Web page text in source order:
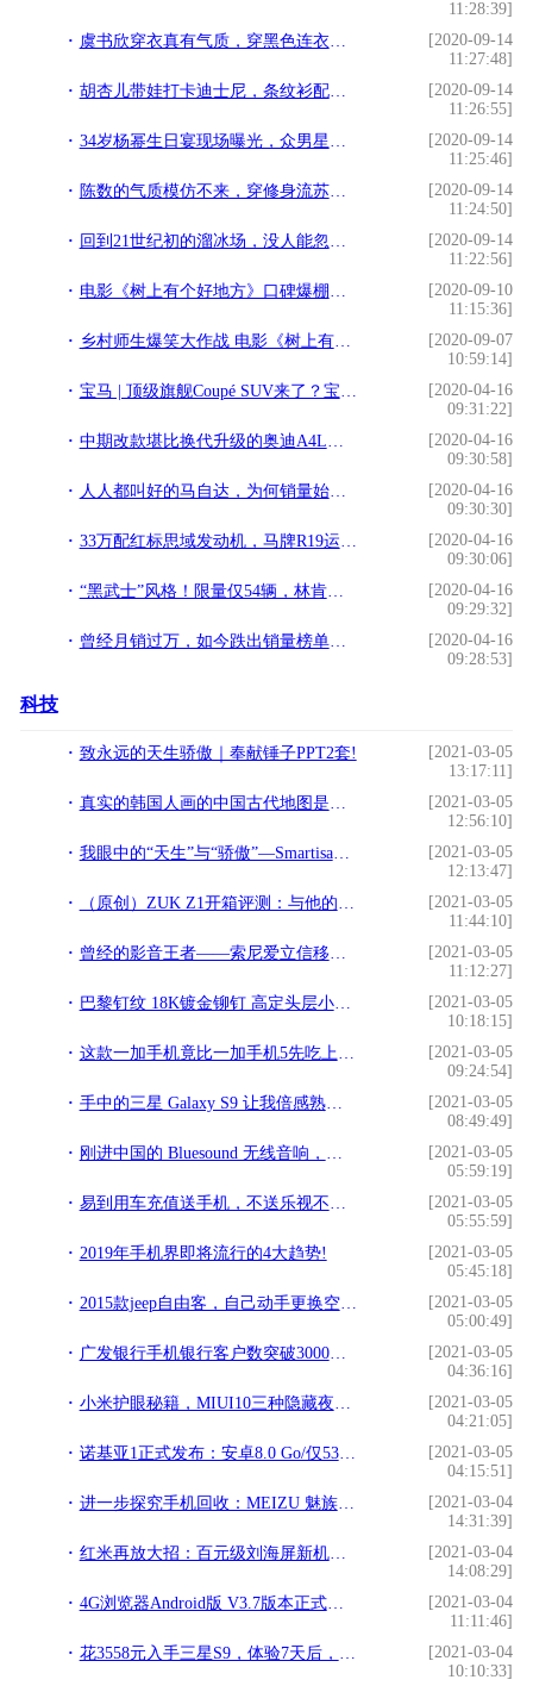
11:28:39]
虞书欣穿衣真有气质，穿黑色连衣短裙配红靴，凸显骨感腰线太吸睛
[2020-09-14
11:27:48]
胡杏儿带娃打卡迪士尼，条纹衫配小黑裤很减龄，41岁还有少女感
[2020-09-14
11:26:55]
34岁杨幂生日宴现场曝光，众男星前来捧场，不见绯闻男友魏大勋
[2020-09-14
11:25:46]
陈数的气质模仿不来，穿修身流苏裙扎低马尾，不露腰不秀腿好高级
[2020-09-14
11:24:50]
回到21世纪初的溜冰场，没人能忽略陈慧琳的歌丨夜问
[2020-09-14
11:22:56]
电影《树上有个好地方》口碑爆棚热映中 如何打造良好师生关系
[2020-09-10
11:15:36]
乡村师生爆笑大作战 电影《树上有个好地方》爱奇艺正在热映
[2020-09-07
10:59:14]
宝马 | 顶级旗舰Coupé SUV来了？宝马注册“X8 M”车名
[2020-04-16
09:31:22]
中期改款堪比换代升级的奥迪A4L，如果能多几块中控屏就更完美了
[2020-04-16
09:30:58]
人人都叫好的马自达，为何销量始终上不去？主因便在这一点
[2020-04-16
09:30:30]
33万配红标思域发动机，马牌R19运动胎+8气囊，可惜无人赏识
[2020-04-16
09:30:06]
“黑武士”风格！限量仅54辆，林肯大陆MONO限量版售46.08万元起
[2020-04-16
09:29:32]
曾经月销过万，如今跌出销量榜单，新款上市后能否爆发第二春？
[2020-04-16
09:28:53]
科技
致永远的天生骄傲｜奉献锤子PPT2套!
[2021-03-05
13:17:11]
真实的韩国人画的中国古代地图是什么样子的？真的很荒唐吗？!
[2021-03-05
12:56:10]
我眼中的“天生”与“骄傲”—Smartisan T1!
[2021-03-05
12:13:47]
（原创）ZUK Z1开箱评测：与他的相见不晚!
[2021-03-05
11:44:10]
曾经的影音王者——索尼爱立信移动通信发展之路!
[2021-03-05
11:12:27]
巴黎钉纹 18K镀金铆钉 高定头层小牛皮 这款手机外形萌萌 有点酷!
[2021-03-05
10:18:15]
这款一加手机竟比一加手机5先吃上安卓8.0!
[2021-03-05
09:24:54]
手中的三星 Galaxy S9 让我倍感熟悉，但内在却大有变化!
[2021-03-05
08:49:49]
刚进中国的 Bluesound 无线音响，与 Sonos 有何区别？!
[2021-03-05
05:59:19]
易到用车充值送手机，不送乐视不送酷派竟送这台新手机!
[2021-03-05
05:55:59]
2019年手机界即将流行的4大趋势!
[2021-03-05
05:45:18]
2015款jeep自由客，自己动手更换空气滤芯！轻松省下燃油钱！!
[2021-03-05
05:00:49]
广发银行手机银行客户数突破3000万，年复合增长率超90%!
[2021-03-05
04:36:16]
小米护眼秘籍，MIUI10三种隐藏夜间模式，全局黑底白字显示!
[2021-03-05
04:21:05]
诺基亚1正式发布：安卓8.0 Go/仅537元!
[2021-03-05
04:15:51]
进一步探究手机回收：MEIZU 魅族 mCycle 香港回收工厂 参观!
[2021-03-04
14:31:39]
红米再放大招：百元级刘海屏新机即将发布 搭载骁龙625+4000电池!
[2021-03-04
14:08:29]
4G浏览器Android版 V3.7版本正式上线!
[2021-03-04
11:11:46]
花3558元入手三星S9，体验7天后，说说真实感受！!
[2021-03-04
10:10:33]